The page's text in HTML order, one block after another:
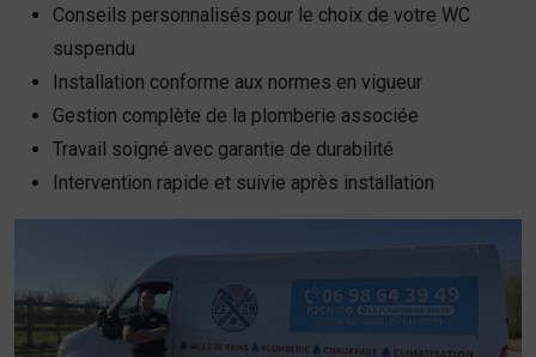
Conseils personnalisés pour le choix de votre WC
suspendu
Installation conforme aux normes en vigueur
Gestion complète de la plomberie associée
Travail soigné avec garantie de durabilité
Intervention rapide et suivie après installation